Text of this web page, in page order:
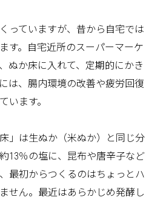
っていますが、昔から自宅では
す。自宅近所のスーパーマーケ
ぬか床に入れて、定期的にかき
は、腸内環境の改善や疲労回復
います。
」は生ぬか（米ぬか）と同じ分
13％の塩に、昆布や唐辛子など
最初からつくるのはちょっとハ
せん。最近はあらかじめ発酵し